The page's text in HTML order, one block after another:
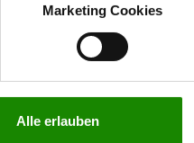
Sie bitte unsere
Marketing Cookies
Alle erlauben